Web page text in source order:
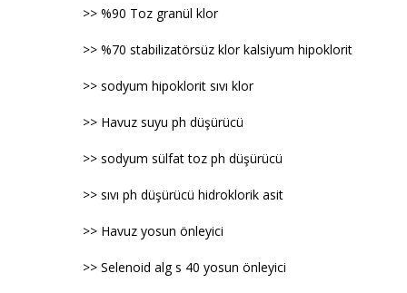
>> %90 Toz granül klor
>> %70 stabilizatörsüz klor kalsiyum hipoklorit
>> sodyum hipoklorit sıvı klor
>> Havuz suyu ph düşürücü
>> sodyum sülfat toz ph düşürücü
>> sıvı ph düşürücü hidroklorik asit
>> Havuz yosun önleyici
>> Selenoid alg s 40 yosun önleyici